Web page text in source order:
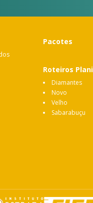
Pacotes
Roteiros
Diamantes
Novo
Velho
Sabarabuçu